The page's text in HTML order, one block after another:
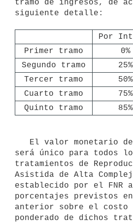
tramo de ingresos, de
siguiente detalle:
Por
Primer tramo
0%
Segundo tramo
25%
Tercer tramo
50%
Cuarto tramo
75%
Quinto tramo
85%
será único para todos
tratamientos de
Asistida de Alta
establecido por el FNR
porcentajes previstos
anterior sobre el costo
ponderado de dichos